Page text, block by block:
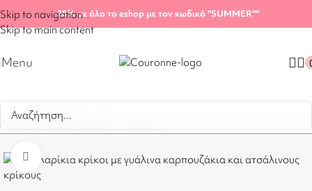
Skip to navigation
Skip to main content
-20%σε όλο το eshop με τον κωδικό "SUMMER""
Menu
Αρχική σελίδα
Click to enlarge